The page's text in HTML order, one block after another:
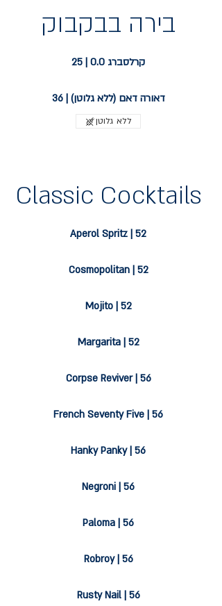
בירה בבקבוק
קרלסברג 0.0 | 25
דאורה דאם (ללא גלוטן) | 36
ללא גלוטן
Classic Cocktails
Aperol Spritz | 52
Cosmopolitan | 52
Mojito | 52
Margarita | 52
Corpse Reviver | 56
French Seventy Five | 56
Hanky Panky | 56
Negroni | 56
Paloma | 56
Robroy | 56
Rusty Nail | 56